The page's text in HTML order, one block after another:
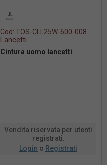
Cod: TOS-CLL25W-600-008
Lancetti
Cintura uomo lancetti
Vendita riservata per utenti
registrati.
Login o Registrati